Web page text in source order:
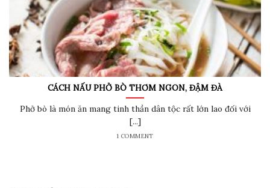
CÁCH NẤU PHỞ BÒ THƠM NGON, ĐẬM ĐÀ
Phở bò là món ăn mang tinh thần dân tộc rất lớn lao đối với
[...]
1 COMMENT